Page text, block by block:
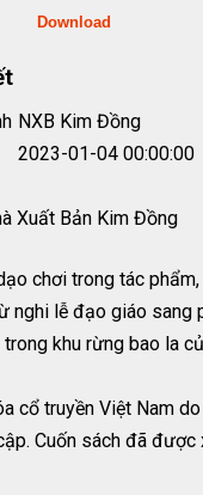
Download
NXB Kim Đồng
2023-01-04 00:00:00
Xuất Bản Kim Đồng
chơi trong tác
nghi lễ đạo giáo sang
trong khu rừng bao la
cổ truyền Việt Nam
Cuốn sách đã